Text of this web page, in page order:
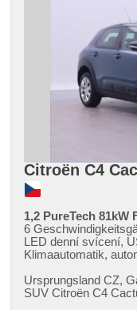
Citroën C4
1,2 PureTech 81kW
6
LED denní svícení,
Klimaautomatik,
Funkfernbedienung,
Ursprungsland CZ,​
SUV Citroën C4